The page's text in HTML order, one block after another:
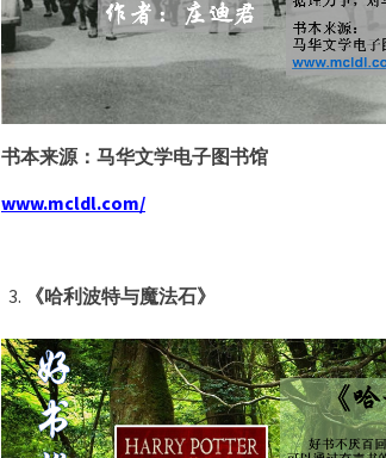
书本来源：马华文学电子图书馆
www.mcldl.com/
《哈利波特与魔法石》